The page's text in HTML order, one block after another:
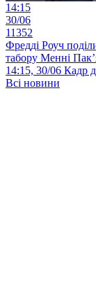
14:15
30/06
11352
Фредді Роуч
табору Менні
14:15, 30/06 Кадр
Всі новини